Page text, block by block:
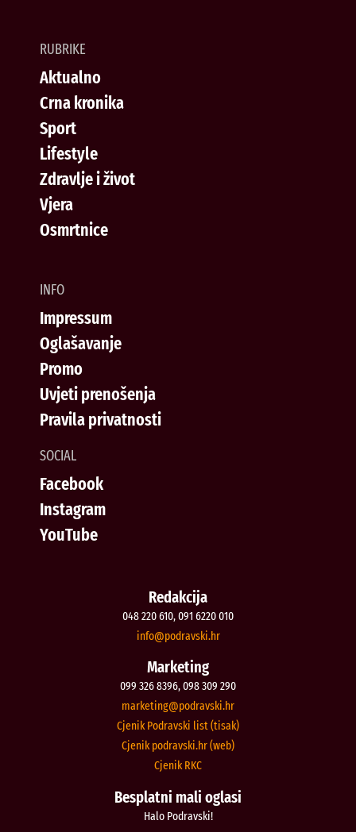
RUBRIKE
Aktualno
Crna kronika
Sport
Lifestyle
Zdravlje i život
Vjera
Osmrtnice
INFO
Impressum
Oglašavanje
Promo
Uvjeti prenošenja
Pravila privatnosti
SOCIAL
Facebook
Instagram
YouTube
Redakcija
048 220 610, 091 6220 010
rh.iksvardop
@ofni
Marketing
099 326 8396, 098 309 290
rh.iksvardop
@gnitekram
Cjenik Podravski list (tisak)
Cjenik podravski.hr (web)
Cjenik RKC
Besplatni mali oglasi
Halo Podravski!